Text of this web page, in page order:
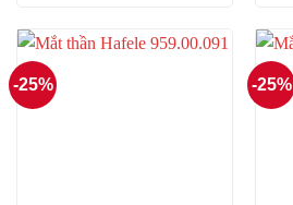
198.000₫.
-25% -25%